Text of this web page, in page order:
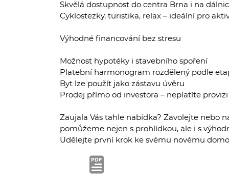
Skvělá dostupnost do centra Brna i na
Cyklostezky, turistika, relax – ideální pro
Výhodné financování bez stresu
Možnost hypotéky i stavebního spoření
Platební harmonogram rozdělený podle
Byt lze použít jako zástavu úvěru
Prodej přímo od investora – neplatíte provizi
Zaujala Vás tahle nabídka? Zavolejte nebo
pomůžeme nejen s prohlídkou, ale i s
Udělejte první krok ke svému novému